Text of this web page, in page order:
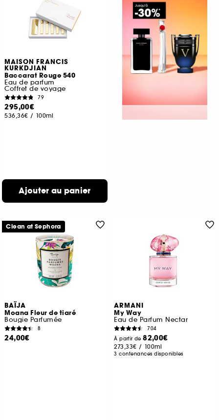
MAISON FRANCIS
KURKDJIAN
Baccarat Rouge 540
Eau de parfum
Coffret de voyage
79
295,00€
536,36€ / 100ml
Ajouter au panier
BAÏJA
Moana Fleur de tiaré
Bougie Parfumée
8
24,00€
Clean at Sephora
ARMANI
My Way
Eau de Parfum Nectar
704
À partir de82,00€
273,33€ / 100ml
3 contenances disponibles